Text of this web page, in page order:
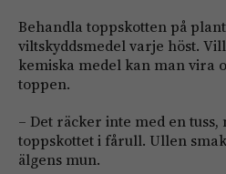
Behandla toppskotten på
viltskyddsmedel varje höst.
kemiska medel kan man vira
toppen.
– Det räcker inte med en
toppskottet i fårull. Ullen
älgens mun.